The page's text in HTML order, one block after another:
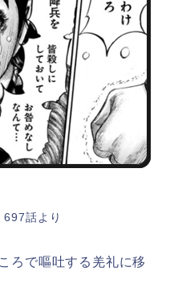
697話より
ろで嘔吐する羌礼に移